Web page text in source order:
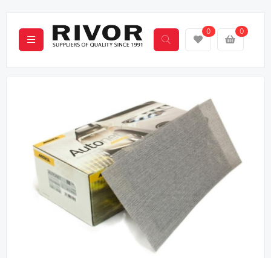
0 0
Previous